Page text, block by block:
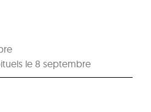
le 8 septembre